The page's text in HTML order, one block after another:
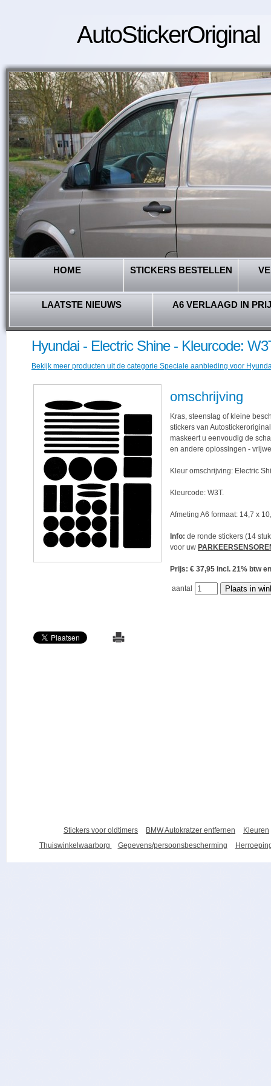
AutoStickerOriginal
HOME STICKERS BESTELLEN
LAATSTE NIEUWS A6 VERLAAGD IN
Hyundai - Electric Shine - Kleurcode:
Bekijk meer producten uit de categorie Speciale aanbieding voor
omschrijving
Kras, steenslag of kleine
stickers van
maskeert u eenvoudig de
en andere oplossingen -
Kleur omschrijving: Electric
Kleurcode: W3T.
Afmeting A6 formaat: 14,7 x
Info: de ronde stickers (14
voor uw
Prijs: € 37,95 incl. 21% btw
aantal
Stickers voor oldtimers BMW Autokratzer entfernen
Kleuren
Thuiswinkelwaarborg
Gegevens/persoonsbescherming